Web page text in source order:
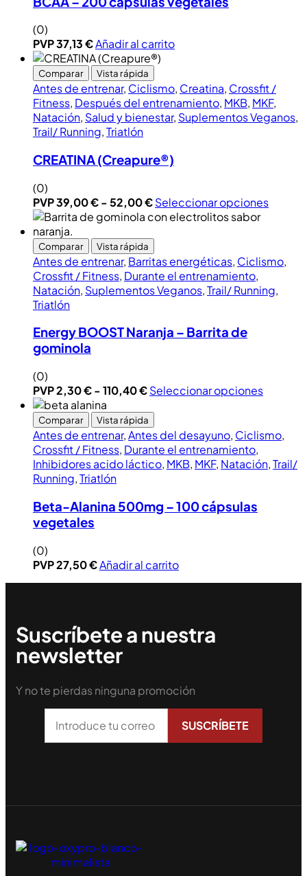
(0)
PVP37,13€Añadir al carrito
Comparar Vista rápida
Antes de entrenar, Ciclismo, Creatina, Crossfit /
Fitness, Después del entrenamiento, MKB, MKF,
Natación, Salud y bienestar, Suplementos Veganos,
Trail/ Running,Triatlón
CREATINA (Creapure®)
(0)
PVP39,00€-52,00€Seleccionar opciones
Comparar Vista rápida
Antes de entrenar, Barritas energéticas, Ciclismo,
Crossfit / Fitness, Durante el entrenamiento,
Natación, Suplementos Veganos,Trail/ Running,
Triatlón
Energy BOOST Naranja – Barrita de
gominola
(0)
PVP2,30€-110,40€Seleccionar opciones
Comparar Vista rápida
Antes de entrenar,Antes del desayuno, Ciclismo,
Crossfit / Fitness, Durante el entrenamiento,
Inhibidores acido láctico, MKB, MKF, Natación,Trail/
Running,Triatlón
Beta-Alanina 500mg – 100 cápsulas
vegetales
(0)
PVP27,50€Añadir al carrito
Suscríbete a nuestra
newsletter
Y no te pierdas ninguna promoción